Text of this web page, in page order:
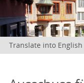
Translate into English